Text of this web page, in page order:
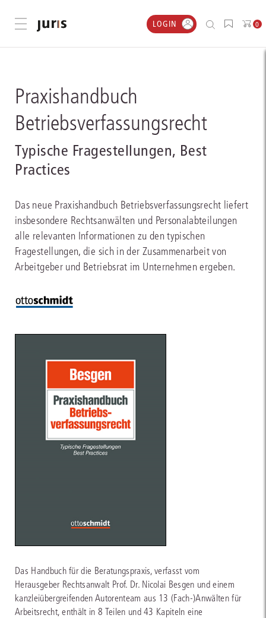
Menü öffnen LOGIN 0
Praxishandbuch
Betriebsverfassungsrecht
Typische Fragestellungen, Best
Practices
Das neue Praxishandbuch Betriebsverfassungsrecht liefert
insbesondere Rechtsanwälten und Personalabteilungen
alle relevanten Informationen zu den typischen
Fragestellungen, die sich in der Zusammenarbeit von
Arbeitgeber und Betriebsrat im Unternehmen ergeben.
Das Handbuch für die Beratungspraxis, verfasst vom
Herausgeber Rechtsanwalt Prof. Dr. Nicolai Besgen und einem
kanzleiübergreifenden Autorenteam aus 13 (Fach-)Anwälten für
Arbeitsrecht, enthält in 8 Teilen und 43 Kapiteln eine